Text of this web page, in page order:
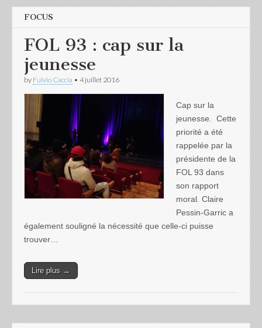
FOCUS
FOL 93 : cap sur la
jeunesse
by Fulvio Caccia • 4 juillet 2016
Cap sur la
jeunesse. Cette
priorité a été
rappelée par la
présidente de la
FOL 93 dans
son rapport
moral. Claire
Pessin-Garric a
également souligné la nécessité que celle-ci puisse
trouver…
Lire plus →